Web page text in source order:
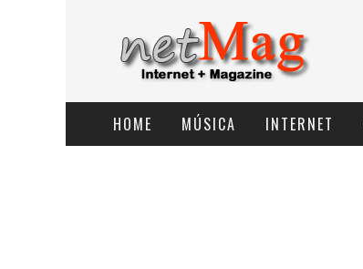
HOME MÚSICA INTERNET